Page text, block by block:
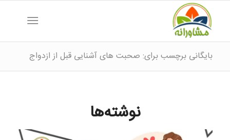
بایگانی برچسب برای: صحبت های آشنایی قبل از ازدواج
نوشته‌ها